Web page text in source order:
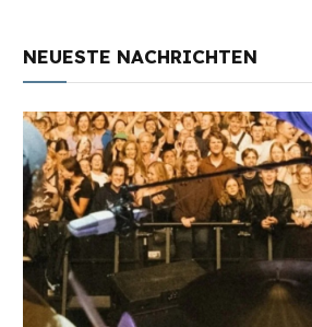
NEUESTE NACHRICHTEN